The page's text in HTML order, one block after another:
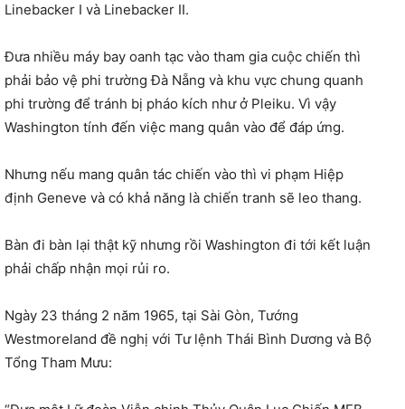
Linebacker I và Linebacker II.
Đưa nhiều máy bay oanh tạc vào tham gia cuộc chiến thì
phải bảo vệ phi trường Đà Nẵng và khu vực chung quanh
phi trường để tránh bị pháo kích như ở Pleiku. Vì vậy
Washington tính đến việc mang quân vào để đáp ứng.
Nhưng nếu mang quân tác chiến vào thì vi phạm Hiệp
định Geneve và có khả năng là chiến tranh sẽ leo thang.
Bàn đi bàn lại thật kỹ nhưng rồi Washington đi tới kết luận
phải chấp nhận mọi rủi ro.
Ngày 23 tháng 2 năm 1965, tại Sài Gòn, Tướng
Westmoreland đề nghị với Tư lệnh Thái Bình Dương và Bộ
Tổng Tham Mưu: